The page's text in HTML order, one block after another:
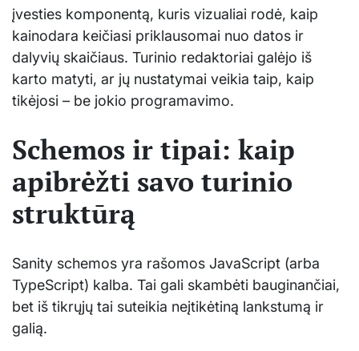
įvesties komponentą, kuris vizualiai rodė, kaip
kainodara keičiasi priklausomai nuo datos ir
dalyvių skaičiaus. Turinio redaktoriai galėjo iš
karto matyti, ar jų nustatymai veikia taip, kaip
tikėjosi – be jokio programavimo.
Schemos ir tipai: kaip
apibrėžti savo turinio
struktūrą
Sanity schemos yra rašomos JavaScript (arba
TypeScript) kalba. Tai gali skambėti bauginančiai,
bet iš tikrųjų tai suteikia neįtikėtiną lankstumą ir
galią.